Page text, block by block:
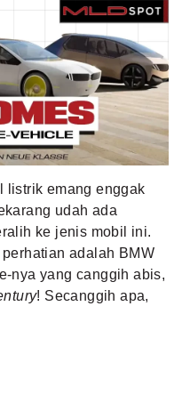
listrik emang enggak
udah ada
ke jenis mobil ini.
adalah BMW
nya yang canggih abis,
! Secanggih apa,